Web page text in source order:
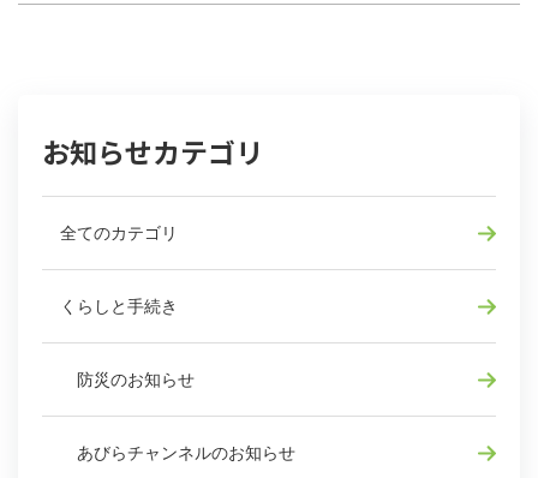
お知らせカテゴリ
全てのカテゴリ
くらしと手続き
防災のお知らせ
あびらチャンネルのお知らせ